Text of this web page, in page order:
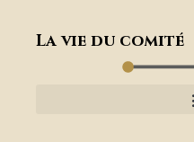
La vie du comité